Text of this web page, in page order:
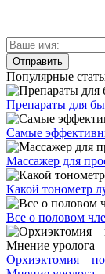
Популярные
Препараты для
Самые
Массажер для
Какой тонометр
Все о половом
Орхиэктомия –